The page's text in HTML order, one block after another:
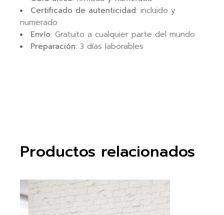
Certificado de autenticidad: incluido y
numerado
Envío: Gratuito a cualquier parte del mundo
Preparación: 3 días laborables
Productos relacionados